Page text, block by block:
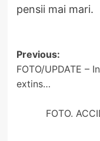
pensii mai mari.
Post
Previous:
FOTO/UPDATE –
extins…
FOTO.